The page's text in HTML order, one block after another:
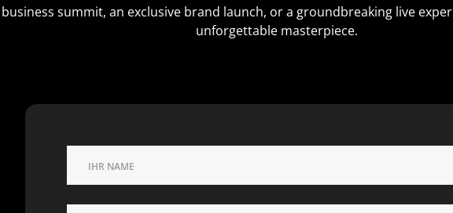
summit, an exclusive brand launch, or a groundbreaking live
unforgettable masterpiece.